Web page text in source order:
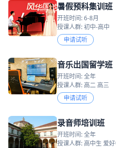
暑假预科集训班
开班时间: 6-8月
授课人群: 初中-高中
申请试听
音乐出国留学班
开班时间: 全年
授课人群: 高二 高三
申请试听
录音师培训班
开班时间: 全年
授课人群: 高中生 爱